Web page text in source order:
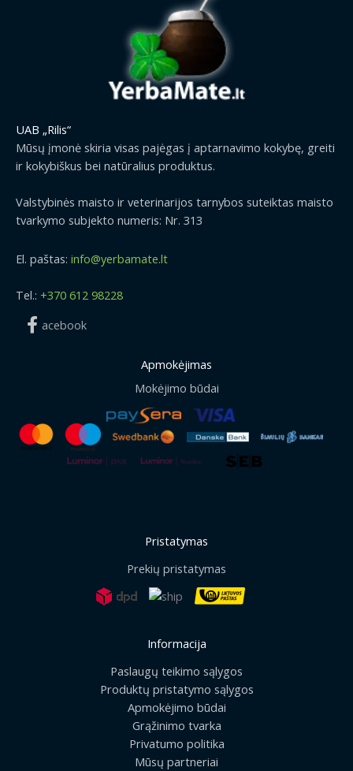
UAB „Rilis“
Mūsų įmonė skiria visas pajėgas į aptarnavimo kokybę, greiti
ir kokybiškus bei natūralius produktus.
Valstybinės maisto ir veterinarijos tarnybos suteiktas maisto
tvarkymo subjekto numeris: Nr. 313
El. paštas: info@yerbamate.lt
Tel.: +370 612 98228
acebook
Apmokėjimas
Mokėjimo būdai
Pristatymas
Prekių pristatymas
Informacija
Paslaugų teikimo sąlygos
Produktų pristatymo sąlygos
Apmokėjimo būdai
Grąžinimo tvarka
Privatumo politika
Mūsų partneriai